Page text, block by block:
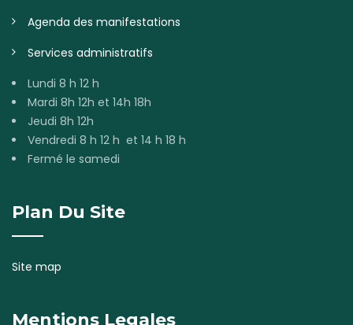
Agenda des manifestations
Services administratifs
Lundi 8 h 12 h
Mardi 8h 12h et 14h 18h
Jeudi 8h 12h
Vendredi 8 h 12 h et 14 h 18 h
Fermé le samedi
Plan Du Site
Site map
Mentions Legales